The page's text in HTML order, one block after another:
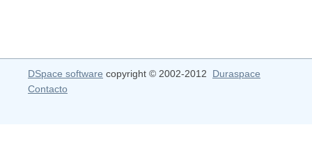
DSpace software copyright © 2002-2012 Duraspace
Contacto